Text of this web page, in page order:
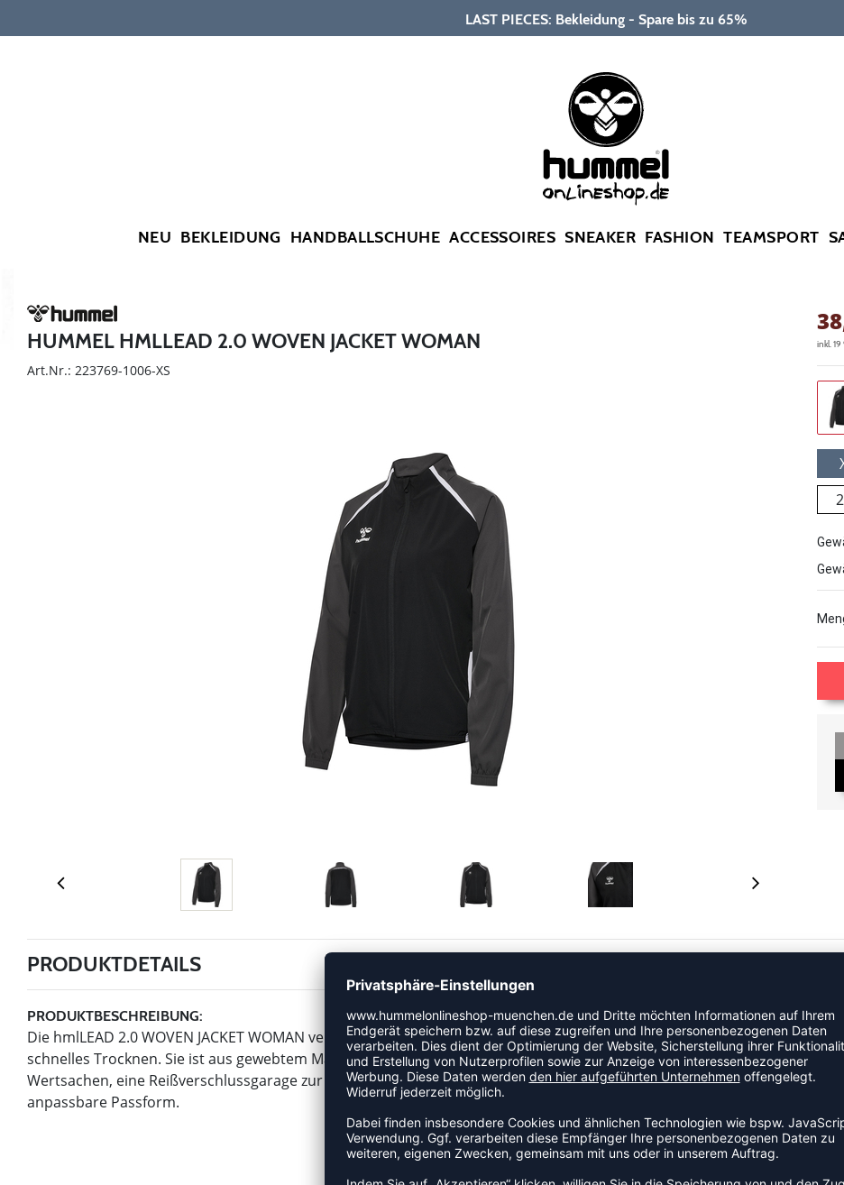
LAST PIECES: Bekleidung - Spare bis zu 65%
NEU BEKLEIDUNG HANDBALLSCHUHE ACCESSOIRES SNEAKER FASHION TEAMSPORT
HUMMEL HMLLEAD 2.0 WOVEN JACKET WOMAN
Art.Nr.: 223769-1006-XS
inkl.
PRODUKTDETAILS
PRODUKTBESCHREIBUNG:
Die hmlLEAD 2.0 WOVEN JACKET WOMAN verfügt über BEECOOL®-Technologie für hohe Atmungsaktivität und
schnelles Trocknen. Sie ist aus gewebtem Material gefertigt und enthält eine Reißverschlusstasche für
Wertsachen, eine Reißverschlussgarage zur Vermeidung von Reibung und elastische Armbänder für eine
anpassbare Passform.
E-